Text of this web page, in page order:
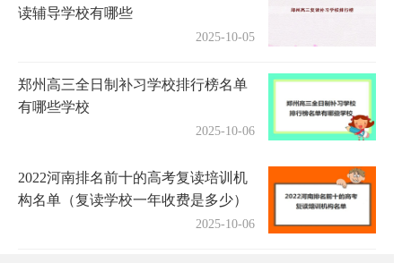
读辅导学校有哪些
2025-10-05
郑州高三全日制补习学校排行榜名单
有哪些学校
2025-10-06
2022河南排名前十的高考复读培训机
构名单（复读学校一年收费是多少）
2025-10-06